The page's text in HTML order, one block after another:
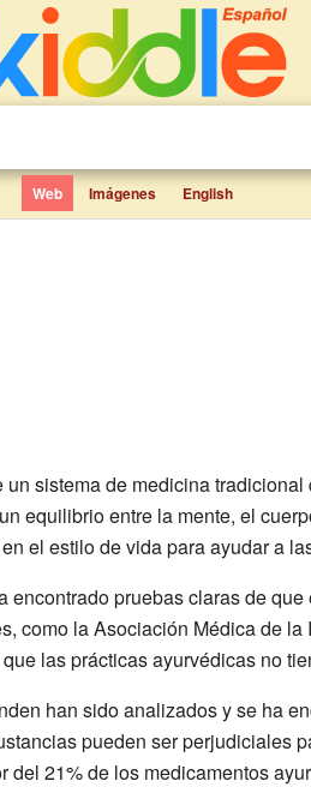
Web Imágenes English
sistema de medicina
equilibrio entre la mente, el
el estilo de vida para ayudar a
pruebas claras de
como la Asociación Médica de
las prácticas ayurvédicas no
han sido analizados y se ha
pueden ser perjudiciales
21% de los medicamentos